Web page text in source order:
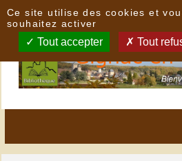
Ce site utilise des cookies et
souhaitez activer
Tout accepter Tout